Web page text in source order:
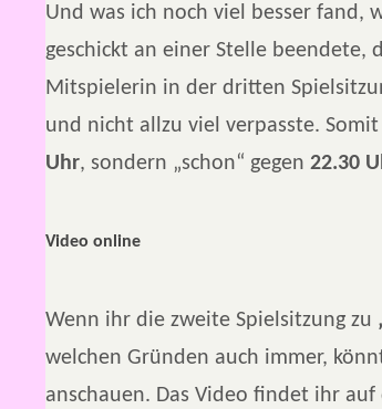
Und was ich noch viel besser fand,
geschickt an einer Stelle
Mitspielerin in der dritten
und nicht allzu viel verpasste.
Uhr, sondern „schon“ gegen 22.30
Video online
Wenn ihr die zweite Spielsitzung zu
welchen Gründen auch immer,
anschauen. Das Video findet ihr auf